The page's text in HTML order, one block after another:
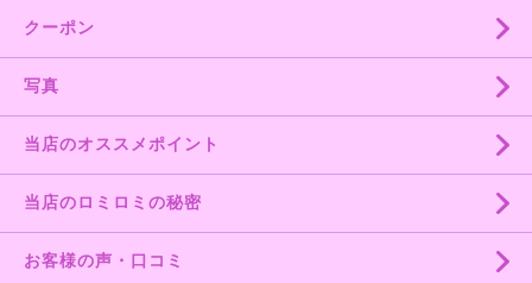
クーポン
写真
当店のオススメポイント
当店のロミロミの秘密
お客様の声・口コミ